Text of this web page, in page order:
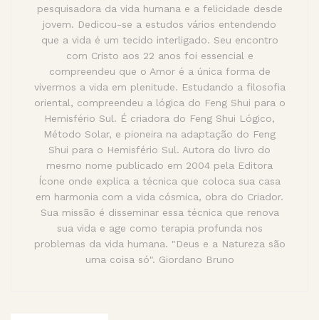
pesquisadora da vida humana e a felicidade desde
jovem. Dedicou-se a estudos vários entendendo
que a vida é um tecido interligado. Seu encontro
com Cristo aos 22 anos foi essencial e
compreendeu que o Amor é a única forma de
vivermos a vida em plenitude. Estudando a filosofia
oriental, compreendeu a lógica do Feng Shui para o
Hemisfério Sul. É criadora do Feng Shui Lógico,
Método Solar, e pioneira na adaptação do Feng
Shui para o Hemisfério Sul. Autora do livro do
mesmo nome publicado em 2004 pela Editora
Ícone onde explica a técnica que coloca sua casa
em harmonia com a vida cósmica, obra do Criador.
Sua missão é disseminar essa técnica que renova
sua vida e age como terapia profunda nos
problemas da vida humana. "Deus e a Natureza são
uma coisa só". Giordano Bruno